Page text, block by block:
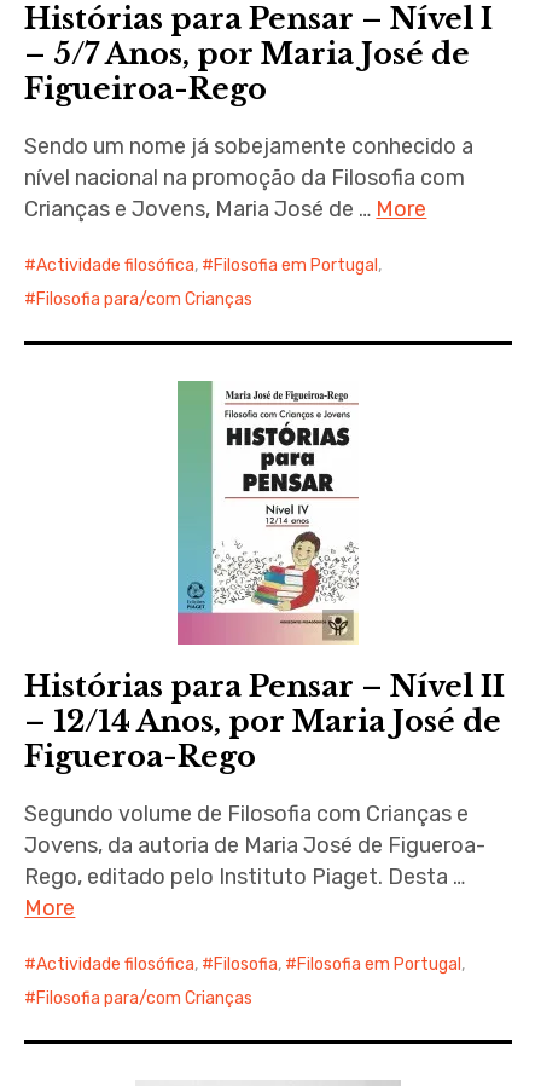
Histórias para Pensar – Nível I
– 5/7 Anos, por Maria José de
Figueiroa-Rego
Sendo um nome já sobejamente conhecido a
nível nacional na promoção da Filosofia com
Crianças e Jovens, Maria José de … More
Actividade filosófica, Filosofia em Portugal ,
Filosofia para/com Crianças
Histórias para Pensar – Nível II
– 12/14 Anos, por Maria José de
Figueroa-Rego
Segundo volume de Filosofia com Crianças e
Jovens, da autoria de Maria José de Figueroa-
Rego, editado pelo Instituto Piaget. Desta …
More
Actividade filosófica, Filosofia, Filosofia em Portugal ,
Filosofia para/com Crianças